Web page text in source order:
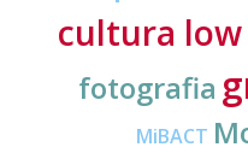
cultura
fotografia
MiBACT